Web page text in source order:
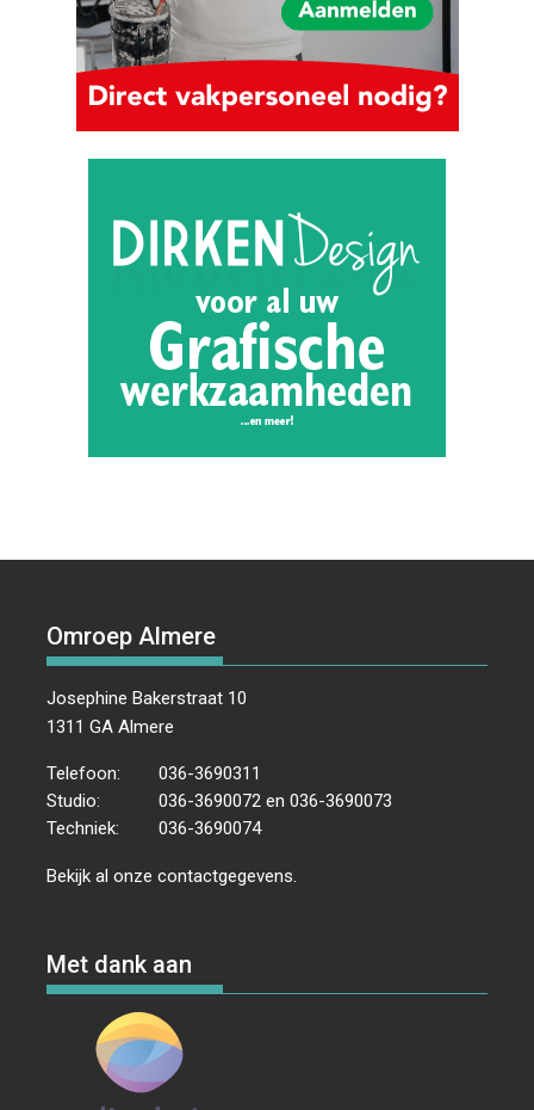
Omroep Almere
Josephine Bakerstraat 10
1311 GA Almere
Telefoon:
036-3690311
Studio:
036-3690072 en 036-3690073
Techniek:
036-3690074
Bekijk al onzecontactgegevens.
Met dank aan